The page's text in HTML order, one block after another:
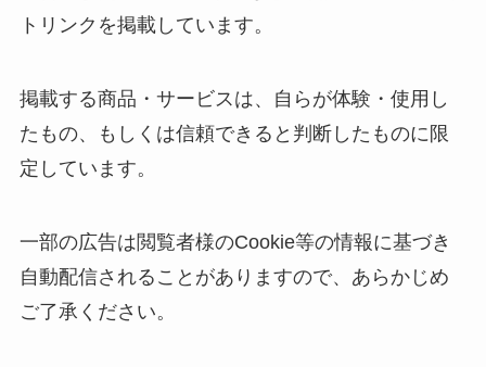
トリンクを掲載しています。
掲載する商品・サービスは、自らが体験・使用し
たもの、もしくは信頼できると判断したものに限
定しています。
一部の広告は閲覧者様のCookie等の情報に基づき
自動配信されることがありますので、あらかじめ
ご了承ください。